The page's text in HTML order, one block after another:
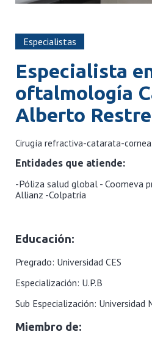
Especialistas
Especialista
oftalmología
Alberto
Cirugía refractiva-catarata-cornea
Entidades que atiende:
-Póliza salud global - Coomeva
Allianz -Colpatria
Educación:
Pregrado: Universidad CES
Especialización: U.P.B
Sub Especialización: Universidad
Miembro de: